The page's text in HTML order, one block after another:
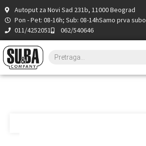
Autoput za Novi Sad 231b, 11000 Beograd
Pon - Pet: 08-16h; Sub: 08-14hSamo prva
011/4252051
062/540646